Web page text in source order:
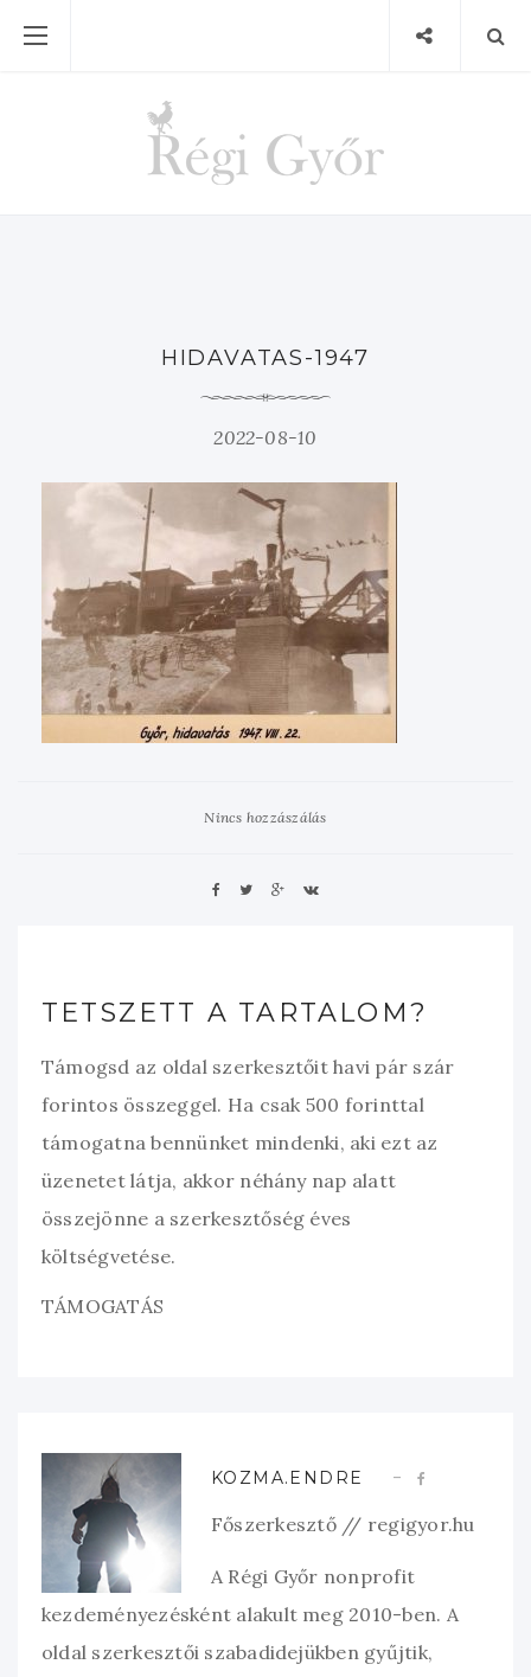
HIDAVATAS-1947
2022-08-10
Nincs hozzászálás
TETSZETT A TARTALOM?
Támogsd az oldal szerkesztőit havi pár szár
forintos összeggel. Ha csak 500 forinttal
támogatna bennünket mindenki, aki ezt az
üzenetet látja, akkor néhány nap alatt
összejönne a szerkesztőség éves
költségvetése.
TÁMOGATÁS
KOZMA.ENDRE
Főszerkesztő // regigyor.hu
A Régi Győr nonprofit
kezdeményezésként alakult meg 2010-ben. A
oldal szerkesztői szabadidejükben gyűjtik,